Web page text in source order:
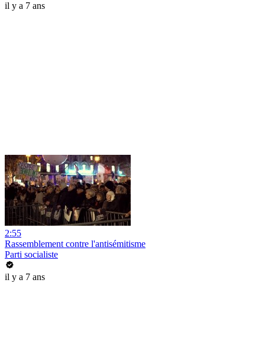
il y a 7 ans
2:55
Rassemblement contre l'antisémitisme
Parti socialiste
il y a 7 ans